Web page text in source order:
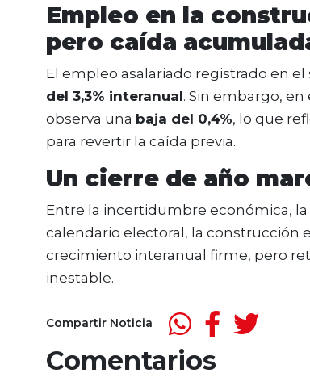
Empleo en la
pero caída
El empleo asalariado registrado en
del 3,3% interanual. Sin embargo,
observa una baja del 0,4%, lo que
para revertir la caída previa.
Un cierre de año
Entre la incertidumbre económica,
calendario electoral, la construcción
crecimiento interanual firme, pero
inestable.
Compartir Noticia
Comentarios